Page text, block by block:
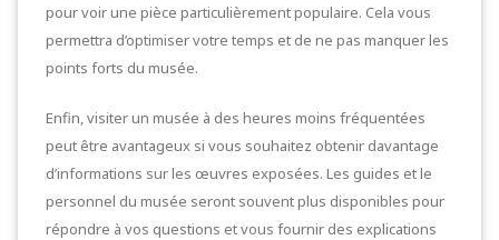
pour voir une pièce particulièrement populaire. Cela vous
permettra d’optimiser votre temps et de ne pas manquer les
points forts du musée.
Enfin, visiter un musée à des heures moins fréquentées
peut être avantageux si vous souhaitez obtenir davantage
d’informations sur les œuvres exposées. Les guides et le
personnel du musée seront souvent plus disponibles pour
répondre à vos questions et vous fournir des explications